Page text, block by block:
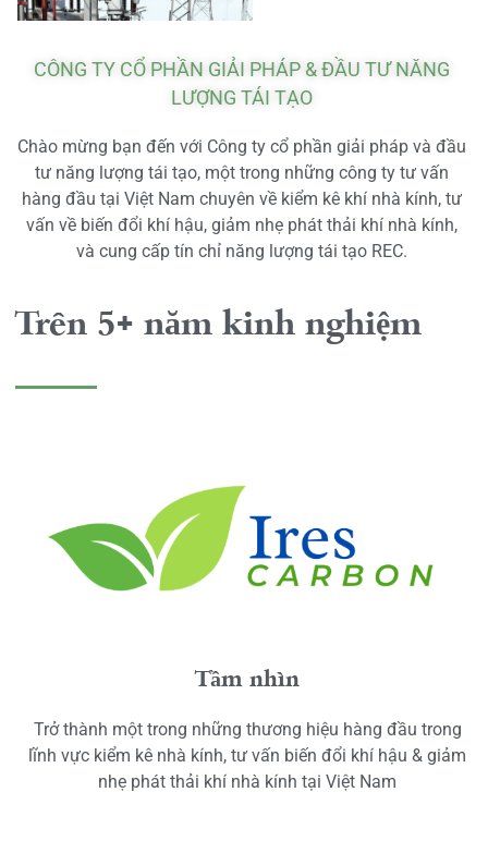
CÔNG TY CỔ PHẦN GIẢI PHÁP & ĐẦU TƯ NĂNG
LƯỢNG TÁI TẠO
Chào mừng bạn đến với Công ty cổ phần giải pháp và đầu
tư năng lượng tái tạo, một trong những công ty tư vấn
hàng đầu tại Việt Nam chuyên về kiểm kê khí nhà kính, tư
vấn về biến đổi khí hậu, giảm nhẹ phát thải khí nhà kính,
và cung cấp tín chỉ năng lượng tái tạo REC.
Trên 5+ năm kinh nghiệm
Tầm nhìn
Trở thành một trong những thương hiệu hàng đầu trong
lĩnh vực kiểm kê nhà kính, tư vấn biến đổi khí hậu & giảm
nhẹ phát thải khí nhà kính tại Việt Nam